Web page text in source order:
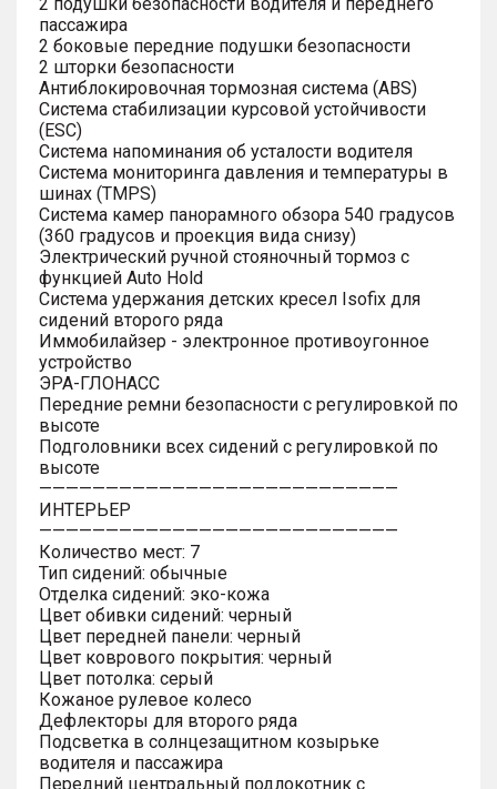
пассажира
2 боковые передние подушки безопасности
2 шторки безопасности
Антиблокировочная тормозная система (ABS)
Система стабилизации курсовой устойчивости
(ESC)
Система напоминания об усталости водителя
Система мониторинга давления и температуры в
шинах (TMPS)
Система камер панорамного обзора 540 градусов
(360 градусов и проекция вида снизу)
Электрический ручной стояночный тормоз с
функцией Auto Hold
Система удержания детских кресел Isofix для
сидений второго ряда
Иммобилайзер - электронное противоугонное
устройство
ЭРА-ГЛОНАСС
Передние ремни безопасности с регулировкой по
высоте
Подголовники всех сидений с регулировкой по
высоте
———————————————————————————
ИНТЕРЬЕР
———————————————————————————
Количество мест: 7
Тип сидений: обычные
Отделка сидений: эко-кожа
Цвет обивки сидений: черный
Цвет передней панели: черный
Цвет коврового покрытия: черный
Цвет потолка: серый
Кожаное рулевое колесо
Дефлекторы для второго ряда
Подсветка в солнцезащитном козырьке
водителя и пассажира
Передний центральный подлокотник с